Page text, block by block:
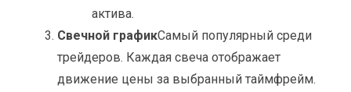
актива.
Свечной графикСамый популярный среди
трейдеров. Каждая свеча отображает
движение цены за выбранный таймфрейм.